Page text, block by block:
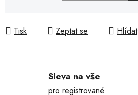
Tisk Zeptat se Hlídat
Sleva na vše
pro registrované